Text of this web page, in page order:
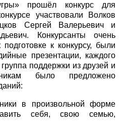
прошёл конкурс для
участвовали Волков
Сергей Валерьевич и
Конкурсанты очень
к конкурсу, были
презентации, каждого
поддержки из друзей и
было предложено
в произвольной форме
себя, свою семью,